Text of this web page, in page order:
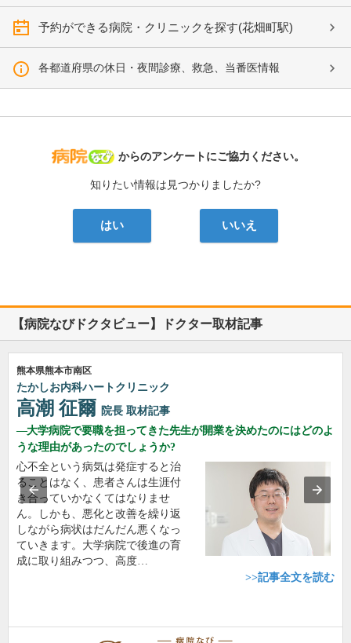
予約ができる病院・クリニックを探す(花畑町駅)
各都道府県の休日・夜間診療、救急、当番医情報
病院なび
からのアンケートにご協力ください。
知りたい情報は見つかりましたか?
はい いいえ
【病院なびドクタビュー】ドクター取材記事
熊本県熊本市南区
たかしお内科ハートクリニック
高潮 征爾 院長 取材記事
大学病院で要職を担ってきた先生が開業を決めたのにはどのよ
うな理由があったのでしょうか?
心不全という病気は発症すると治
ることはなく、患者さんは生涯付
き合っていかなくてはなりませ
ん。しかも、悪化と改善を繰り返
しながら病状はだんだん悪くなっ
ていきます。大学病院で後進の育
成に取り組みつつ、高度…
>>記事全文を読む